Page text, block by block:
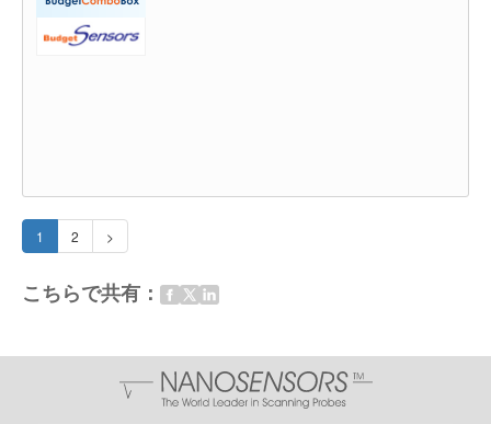
1 2 >
こちらで共有：